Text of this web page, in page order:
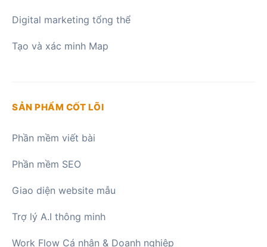
Digital marketing tổng thể
Tạo và xác minh Map
SẢN PHẨM CỐT LÕI
Phần mềm viết bài
Phần mềm SEO
Giao diện website mẫu
Trợ lý A.I thông minh
Work Flow Cá nhân & Doanh nghiệp